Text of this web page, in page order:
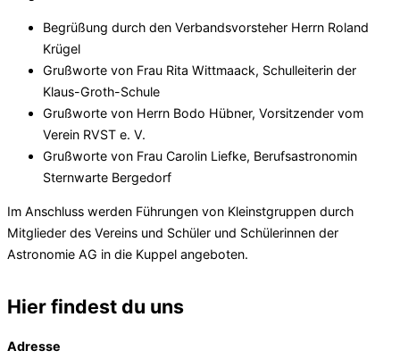
Begrüßung durch den Verbandsvorsteher Herrn Roland
Krügel
Grußworte von Frau Rita Wittmaack, Schulleiterin der
Klaus-Groth-Schule
Grußworte von Herrn Bodo Hübner, Vorsitzender vom
Verein RVST e. V.
Grußworte von Frau Carolin Liefke, Berufsastronomin
Sternwarte Bergedorf
Im Anschluss werden Führungen von Kleinstgruppen durch
Mitglieder des Vereins und Schüler und Schülerinnen der
Astronomie AG in die Kuppel angeboten.
Hier findest du uns
Adresse